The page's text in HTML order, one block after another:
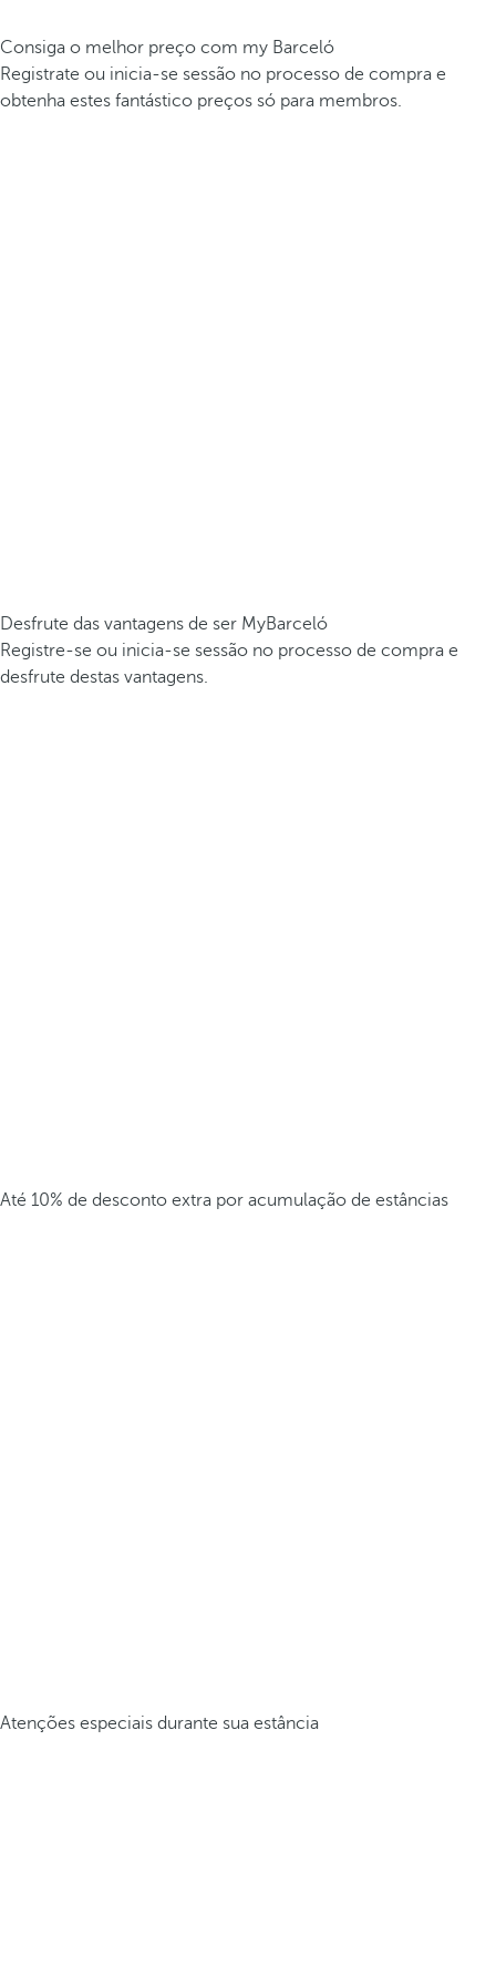
Consiga o melhor preço com my Barceló
Registrate ou inicia-se sessão no processo de compra e
obtenha estes fantástico preços só para membros.
Desfrute das vantagens de ser MyBarceló
Registre-se ou inicia-se sessão no processo de compra e
desfrute destas vantagens.
Até 10% de desconto extra por acumulação de estâncias
Atenções especiais durante sua estância